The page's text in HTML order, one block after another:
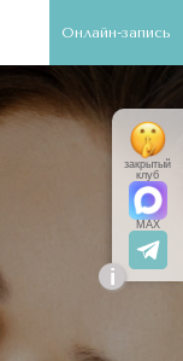
Онлайн-запись
i
закрытый
клуб
MAX